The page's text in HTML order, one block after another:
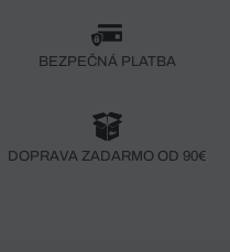
BEZPEČNÁ PLATBA
DOPRAVA ZADARMO OD 90€